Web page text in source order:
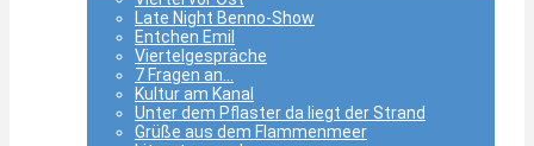
Late Night Benno-Show
Entchen Emil
Viertelgespräche
7 Fragen an…
Kultur am Kanal
Unter dem Pflaster da liegt der Strand
Grüße aus dem Flammenmeer